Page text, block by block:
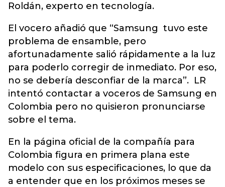
Roldán, experto en tecnología.
El vocero añadió que “Samsung tuvo este
problema de ensamble, pero
afortunadamente salió rápidamente a la luz
para poderlo corregir de inmediato. Por eso,
no se debería desconfiar de la marca”. LR
intentó contactar a voceros de Samsung en
Colombia pero no quisieron pronunciarse
sobre el tema.
En la página oficial de la compañía para
Colombia figura en primera plana este
modelo con sus especificaciones, lo que da
a entender que en los próximos meses se